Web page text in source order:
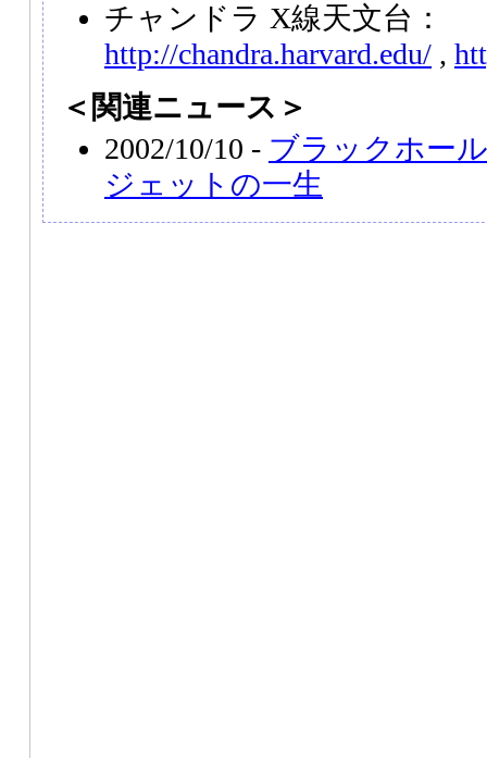
チャンドラ X線天文台：
http://chandra.harvard.edu/ ,
＜関連ニュース＞
2002/10/10 - ブラックホー
ジェットの一生